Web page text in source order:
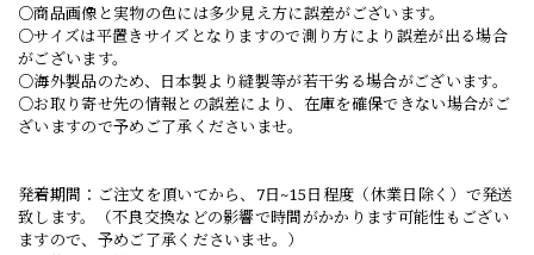
○商品画像と実物の色には多少見え方に誤差がございます。
○サイズは平置きサイズとなりますので測り方により誤差が出る場合
がございます。
○海外製品のため、日本製より縫製等が若干劣る場合がございます。
○お取り寄せ先の情報との誤差により、在庫を確保できない場合がご
ざいますので予めご了承くださいませ。
発着期間：ご注文を頂いてから、7日~15日程度（休業日除く）で発送
致します。（不良交換などの影響で時間がかかります可能性もござい
ますので、予めご了承くださいませ。）